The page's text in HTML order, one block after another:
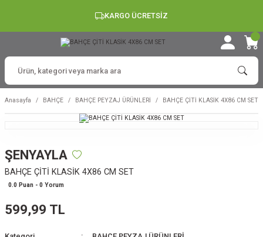
KARGO ÜCRETSİZ
Anasayfa BAHÇE BAHÇE PEYZAJ ÜRÜNLERİ BAHÇE ÇİTİ KLASİK 4X86 CM SET
ŞENYAYLA
BAHÇE ÇİTİ KLASİK 4X86 CM SET
0.0 Puan - 0 Yorum
599,99 TL